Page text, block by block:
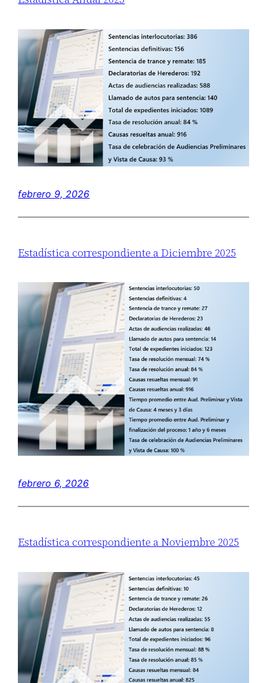
febrero 9, 2026
Estadística correspondiente a Diciembre 2025
febrero 6, 2026
Estadística correspondiente a Noviembre 2025